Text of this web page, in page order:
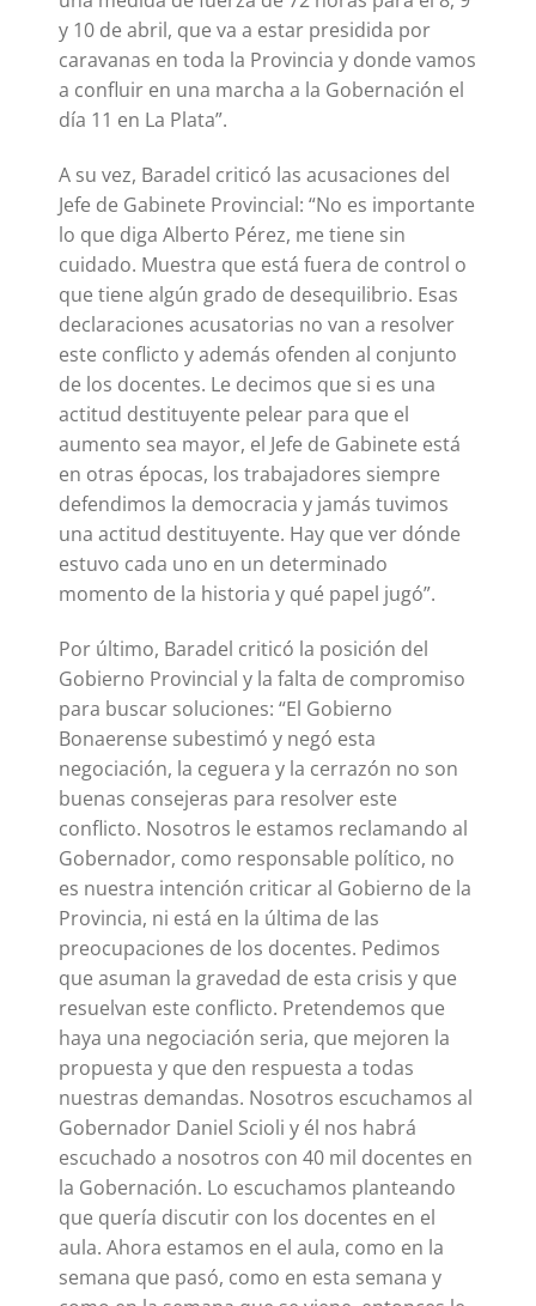
y 10 de abril, que va a estar presidida por
caravanas en toda la Provincia y donde vamos
a confluir en una marcha a la Gobernación el
día 11 en La Plata”.
A su vez, Baradel criticó las acusaciones del
Jefe de Gabinete Provincial: “No es importante
lo que diga Alberto Pérez, me tiene sin
cuidado. Muestra que está fuera de control o
que tiene algún grado de desequilibrio. Esas
declaraciones acusatorias no van a resolver
este conflicto y además ofenden al conjunto
de los docentes. Le decimos que si es una
actitud destituyente pelear para que el
aumento sea mayor, el Jefe de Gabinete está
en otras épocas, los trabajadores siempre
defendimos la democracia y jamás tuvimos
una actitud destituyente. Hay que ver dónde
estuvo cada uno en un determinado
momento de la historia y qué papel jugó”.
Por último, Baradel criticó la posición del
Gobierno Provincial y la falta de compromiso
para buscar soluciones: “El Gobierno
Bonaerense subestimó y negó esta
negociación, la ceguera y la cerrazón no son
buenas consejeras para resolver este
conflicto. Nosotros le estamos reclamando al
Gobernador, como responsable político, no
es nuestra intención criticar al Gobierno de la
Provincia, ni está en la última de las
preocupaciones de los docentes. Pedimos
que asuman la gravedad de esta crisis y que
resuelvan este conflicto. Pretendemos que
haya una negociación seria, que mejoren la
propuesta y que den respuesta a todas
nuestras demandas. Nosotros escuchamos al
Gobernador Daniel Scioli y él nos habrá
escuchado a nosotros con 40 mil docentes en
la Gobernación. Lo escuchamos planteando
que quería discutir con los docentes en el
aula. Ahora estamos en el aula, como en la
semana que pasó, como en esta semana y